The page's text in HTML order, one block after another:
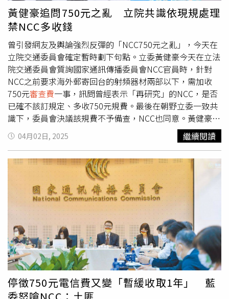
保護主義對本國廠商「絕不會有好結果」，只會讓本國民眾
用「比較爛、比較貴」產品，包括UBER、LINE長趨直入各
國就是明證，台灣的汽車業、電影業目前面臨困境更是常被
討論的指標。她強調，若真有心保護本國產業，應對症下
藥，先強化產業競爭力，而非僅將「關稅壁壘」蓋更高。透
過網路電商採購海外產品，已經成為不少民眾日常生活小確
幸，依照財政部規定，只有單價在2000元以下的小額包裹
能夠獲得免徵關稅、貨物稅、營業稅。圖為民眾到超商領透
過電商買到的小包裹（圖／報系資料照）葛如鈞還說，民進
黨已在NCC750元之亂上誤判，低估民眾想從國外進口最新
的、有價格競爭力（CP值高）的產品，從無人機、電競滑
鼠、直播器材、特殊版遊戲機等都是，台灣或有國外產品代
理商，但提供選項少，未必符合消費者需求。政府固然想保
護代理商權益，但問題是「該保護到什麼程度」，當NCC企
圖用查驗費阻止個人從海外帶貨入台自用，卻沒料到激怒
300位網友網路串連抗議，拒絕NCC強迫非得買本地代理商
產品而被多剝層皮。「取消小額包裹免稅門檻也有類似問
題」，葛如鈞指出，政府先找理由（防洗產地），堅持做沒
效果、或得不償失（取消優惠大增稅務稽徵成本、犧牲全球
化）的事，一旦公部門檯面下的剝削壓榨情勒，被拿上抬面
討論，民眾發現自己並不孤單，星星之火就會燎原，一發不
可收拾。國立政治大學財政學系教授陳國樑認為，政府設計
小額包裹免稅優惠，非基於對民眾的「恩給」，而是考量國
際貿易規則。外界多以為稅收得越多越好，卻常忽略稅務稽
黃健豪追問750元之亂 立院共識依現規處理
禁NCC多收錢
曾引發網友及輿論強烈反彈的「NCC750元之亂」，今天在
立院交通委員會確定暫時劃下句點。立委黃健豪今天在立法
院交通委員會質詢國家通訊傳播委員會NCC官員時，針對
NCC之前要求海外郵寄回台的射頻器材兩部以下，需加收
750元審查費一事，訊問曾經表示「再研究」的NCC，是否
已確不該訂規定、多收750元規費。最後在朝野立委一致共
識下，委員會決議該規費不予備查，NCC也同意。黃健豪解
釋，未來在海外購買的射頻器材，寄回台灣時，只要數量兩
部以下，將不會被收取750元
。黃健豪質詢NCC代理
主委陳崇樹時表示，NCC當初說要多收錢的理由是要維護國
內電波秩序，但他不解，為何民眾隨身帶回1-5台射頻器
材，入海關時不需收取審查費
，反之，民眾網購2台以下的
卻要收 審查費？既然相同器材，理應進口台灣，應該同樣都
存在風險，為何有差別，消費者權益不是應該有一致性保障
嗎？陳崇樹也表示認同。此外，為了打擊詐騙、杜絕電信詐
騙管道，黃健豪也提案，修改電信管理法進行，將現有二類
電信納管，NCC則承諾會提出對應修法版本，規範二類電信
業者。黃健豪指出，當初未將二類電信業者納管，主因之一
是二類電信泛濫，既然如今產生被詐騙利用的疑慮，就應該
重新納入管理。黃健豪說明，去年七月通過詐欺危害防制條
例(俗稱打詐條例)，許多從事電信業務卻未登記的MVNO二
04月02日, 2025 繼續閱讀
停徵750元電信費又變「暫緩收取1年」 藍